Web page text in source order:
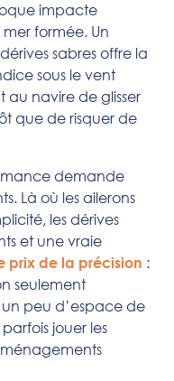
impacte
formée. Un
sabres offre la
sous le vent
au navire de glisser
que de risquer de
demande
Là où les ailerons
les dérives
et une vraie
prix de la précision :
seulement
un peu d’espace de
jouer les